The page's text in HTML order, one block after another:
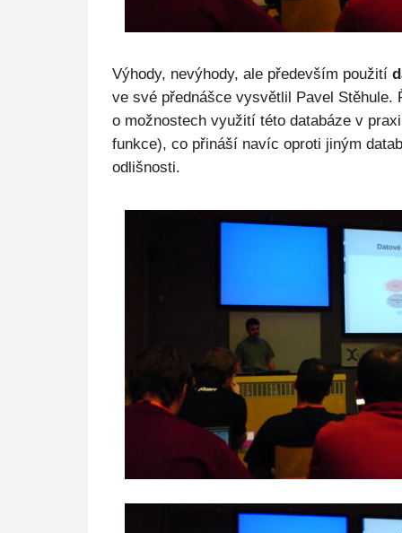
Výhody, nevýhody, ale především použití
ve své přednášce vysvětlil Pavel Stěhule.
o možnostech využití této databáze v
funkce), co přináší navíc oproti jiným
odlišnosti.